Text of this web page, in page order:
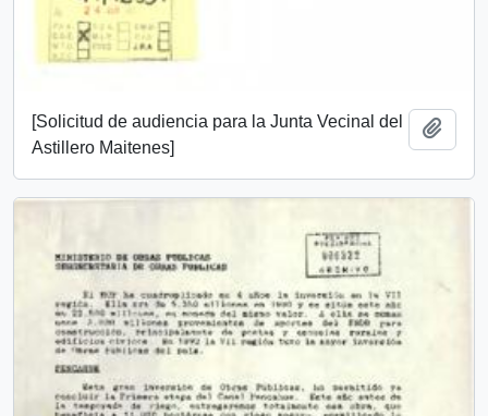
[Solicitud de audiencia para la Junta Vecinal del
Astillero Maitenes]